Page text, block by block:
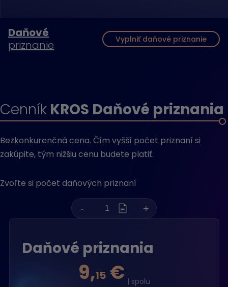
Daňové
priznanie
Vyplniť daňové priznanie
Cenník KROS Daňové priznania
Bezkonkurenčná cena. Čím vyšší počet priznaní si
zakúpite, tým nižšiu cenu budete platiť.
Zvoľte si počet daňových priznaní
Daňové priznania
9,15€ | spolu